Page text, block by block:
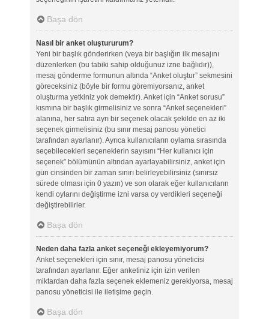
Başa dön
Nasıl bir anket oluştururum?
Yeni bir başlık gönderirken (veya bir başlığın ilk mesajını
düzenlerken (bu tabiki sahip olduğunuz izne bağlıdır)),
mesaj gönderme formunun altında “Anket oluştur” sekmesini
göreceksiniz (böyle bir formu göremiyorsanız, anket
oluşturma yetkiniz yok demektir). Anket için “Anket sorusu”
kısmına bir başlık girmelisiniz ve sonra “Anket seçenekleri”
alanına, her satıra ayrı bir seçenek olacak şekilde en az iki
seçenek girmelisiniz (bu sınır mesaj panosu yönetici
tarafından ayarlanır). Ayrıca kullanıcıların oylama sırasında
seçebilecekleri seçeneklerin sayısını “Her kullanıcı için
seçenek” bölümünün altından ayarlayabilirsiniz, anket için
gün cinsinden bir zaman sınırı belirleyebilirsiniz (sınırsız
sürede olması için 0 yazın) ve son olarak eğer kullanıcıların
kendi oylarını değiştirme izni varsa oy verdikleri seçeneği
değiştirebilirler.
Başa dön
Neden daha fazla anket seçeneği ekleyemiyorum?
Anket seçenekleri için sınır, mesaj panosu yöneticisi
tarafından ayarlanır. Eğer anketiniz için izin verilen
miktardan daha fazla seçenek eklemeniz gerekiyorsa, mesaj
panosu yöneticisi ile iletişime geçin.
Başa dön